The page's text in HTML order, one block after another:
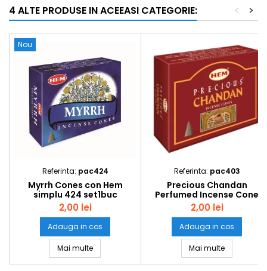
4 ALTE PRODUSE IN ACEEASI CATEGORIE: >
<
Nou
Referinta: pac424
Myrrh Cones con Hem
simplu 424 set1buc
2,00 lei
Adauga in cos
Mai multeMyrrh Cones con Hem simplu 424 set1buc
Referinta: pac403
Precious Chandan
Perfumed Incense Cone
Hem con Hem simplu 403
set1buc
2,00 lei
Adauga in cos
Mai multePrecious